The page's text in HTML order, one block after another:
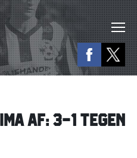
AF: 3-1 TEGEN